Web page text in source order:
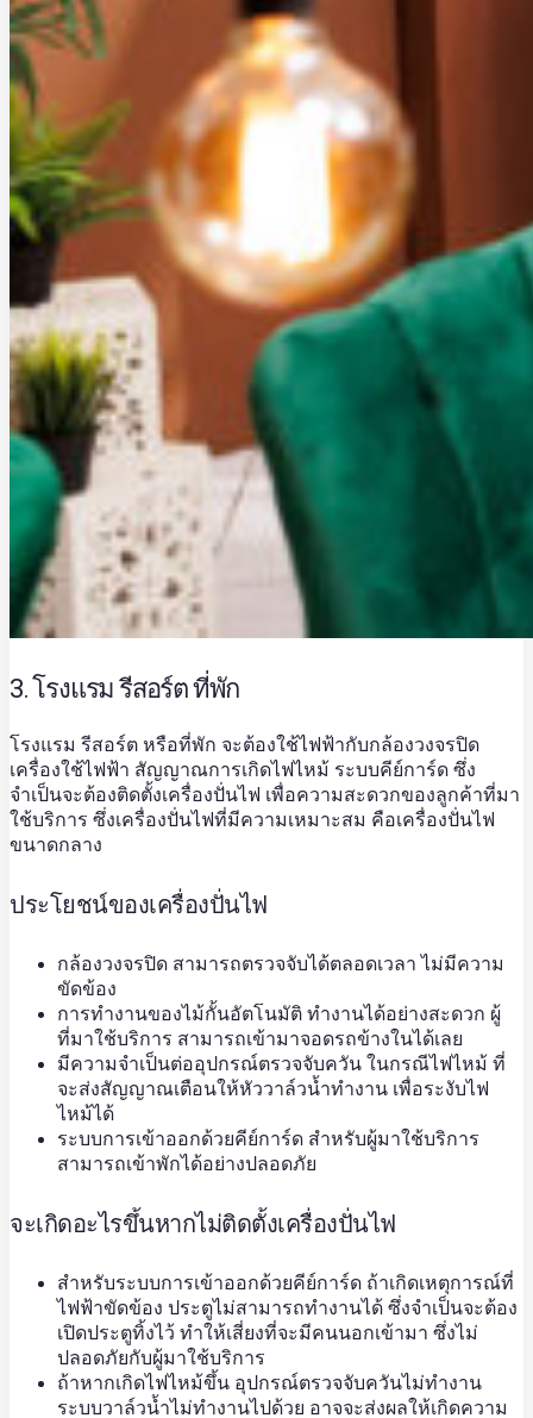
3. โรงแรม รีสอร์ต ที่พัก
โรงแรม รีสอร์ต หรือที่พัก จะต้องใช้ไฟฟ้ากับกล้องวงจรปิด
เครื่องใช้ไฟฟ้า สัญญาณการเกิดไฟไหม้ ระบบคีย์การ์ด ซึ่ง
จำเป็นจะต้องติดตั้งเครื่องปั่นไฟ เพื่อความสะดวกของลูกค้าที่มา
ใช้บริการ ซึ่งเครื่องปั่นไฟที่มีความเหมาะสม คือเครื่องปั่นไฟ
ขนาดกลาง
ประโยชน์ของเครื่องปั่นไฟ
กล้องวงจรปิด สามารถตรวจจับได้ตลอดเวลา ไม่มีความ
ขัดข้อง
การทำงานของไม้กั้นอัตโนมัติ ทำงานได้อย่างสะดวก ผู้
ที่มาใช้บริการ สามารถเข้ามาจอดรถข้างในได้เลย
มีความจำเป็นต่ออุปกรณ์ตรวจจับควัน ในกรณีไฟไหม้ ที่
จะส่งสัญญาณเตือนให้หัววาล์วน้ำทำงาน เพื่อระงับไฟ
ไหม้ได้
ระบบการเข้าออกด้วยคีย์การ์ด สำหรับผู้มาใช้บริการ
สามารถเข้าพักได้อย่างปลอดภัย
จะเกิดอะไรขึ้นหากไม่ติดตั้งเครื่องปั่นไฟ
สำหรับระบบการเข้าออกด้วยคีย์การ์ด ถ้าเกิดเหตุการณ์ที่
ไฟฟ้าขัดข้อง ประตูไม่สามารถทำงานได้ ซึ่งจำเป็นจะต้อง
เปิดประตูทิ้งไว้ ทำให้เสี่ยงที่จะมีคนนอกเข้ามา ซึ่งไม่
ปลอดภัยกับผู้มาใช้บริการ
ถ้าหากเกิดไฟไหม้ขึ้น อุปกรณ์ตรวจจับควันไม่ทำงาน
ระบบวาล์วน้ำไม่ทำงานไปด้วย อาจจะส่งผลให้เกิดความ